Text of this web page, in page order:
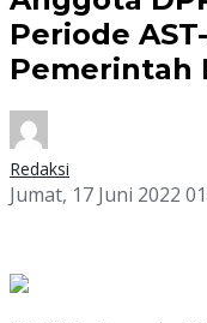
Periode
Pemerintah
Redaksi
Jumat, 17 Juni 2022